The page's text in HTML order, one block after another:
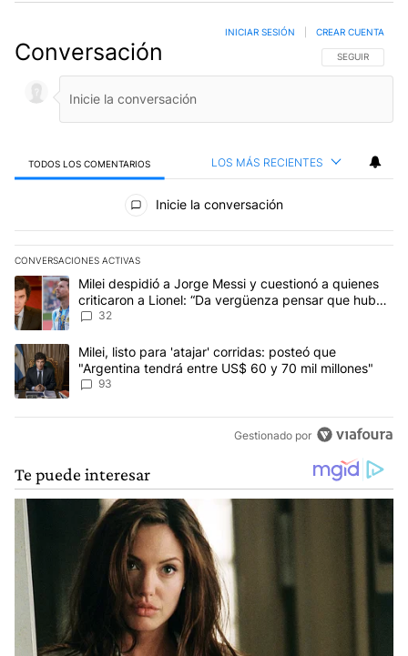
Conversación SIGA ESTA
SEGUIR
INICIAR SESIÓN CREAR CUENTA
TODOS LOS COMENTARIOS LOS MÁS RECIENTES
Todos los comentarios
Inicie la conversación
CONVERSACIONES ACTIVAS
Este listado muestra los artículos con más comentarios en los
Un artículo de tendencia con el título "Milei despidió a Jorge
Milei despidió a Jorge Messi y cuestionó a quienes
criticaron a Lionel: “Da vergüenza pensar que hubo
anti-Messi”
32
Un artículo de tendencia con el título "Milei, listo para 'atajar'
Milei, listo para 'atajar' corridas: posteó que
"Argentina tendrá entre US$ 60 y 70 mil millones"
93
Gestionado por